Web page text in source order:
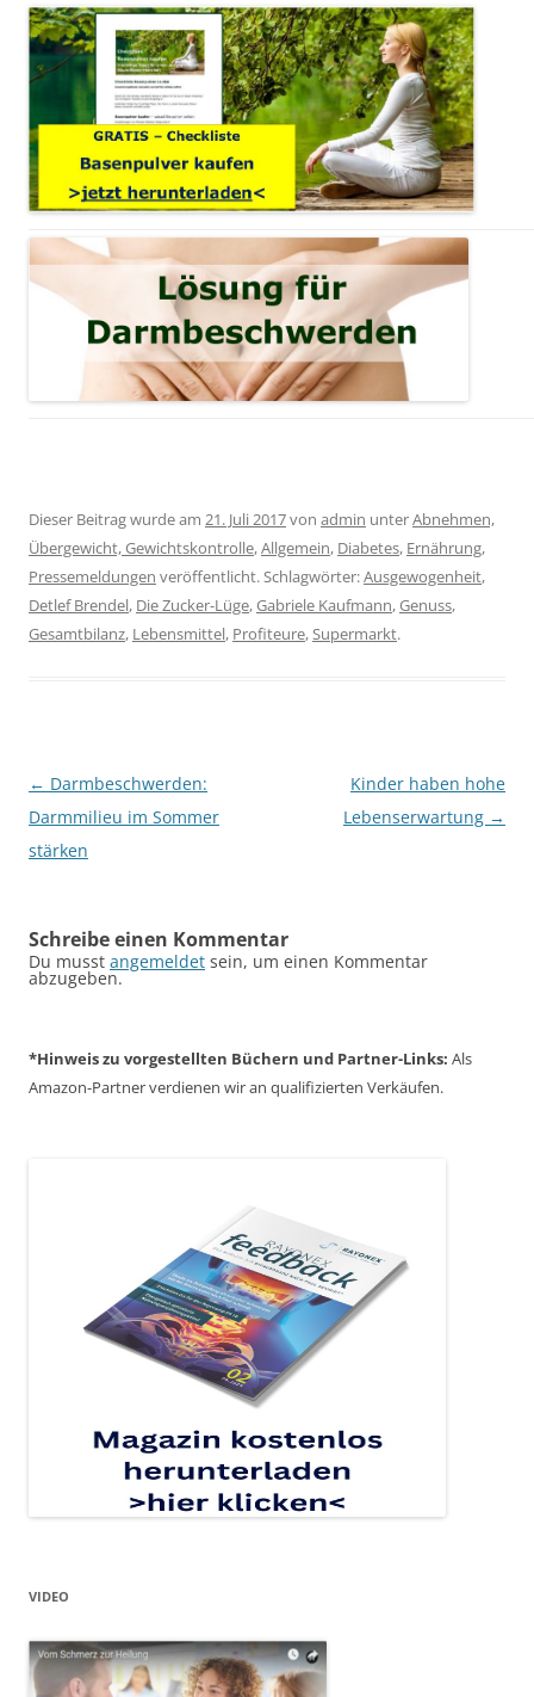
Dieser Beitrag wurde am 21. Juli 2017von admin unterAbnehmen,
Übergewicht, Gewichtskontrolle,Allgemein, Diabetes, Ernährung,
Pressemeldungen veröffentlicht. Schlagwörter:Ausgewogenheit,
Detlef Brendel, Die Zucker-Lüge,Gabriele Kaufmann,Genuss,
Gesamtbilanz, Lebensmittel, Profiteure,Supermarkt.
Beitragsnavigation
← Darmbeschwerden:
Darmmilieu im Sommer
stärken
Kinder haben hohe
Lebenserwartung →
Schreibe einen Kommentar
Du musst angemeldet sein, um einen Kommentar
abzugeben.
*Hinweis zu vorgestellten Büchern und Partner-Links: Als
Amazon-Partner verdienen wir an qualifizierten Verkäufen.
VIDEO